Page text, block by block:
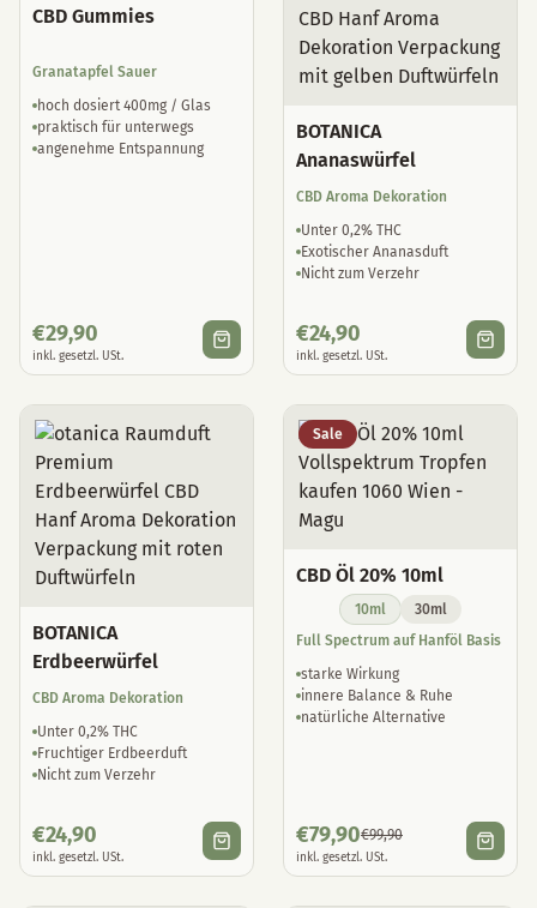
CBD Gummies
Granatapfel Sauer
hoch dosiert 400mg / Glas
praktisch für unterwegs
angenehme Entspannung
€29,90
inkl. gesetzl. USt.
BOTANICA
Ananaswürfel
CBD Aroma Dekoration
Unter 0,2% THC
Exotischer Ananasduft
Nicht zum Verzehr
€24,90
inkl. gesetzl. USt.
BOTANICA
Erdbeerwürfel
CBD Aroma Dekoration
Unter 0,2% THC
Fruchtiger Erdbeerduft
Nicht zum Verzehr
€24,90
inkl. gesetzl. USt.
Sale
CBD Öl 20% 10ml
10ml
30ml
Full Spectrum auf Hanföl Basis
starke Wirkung
innere Balance & Ruhe
natürliche Alternative
€79,90€99,90
inkl. gesetzl. USt.